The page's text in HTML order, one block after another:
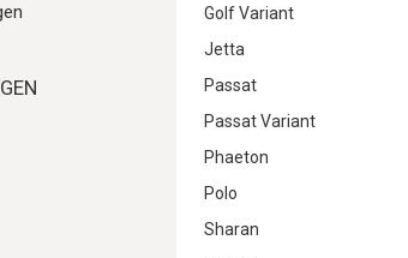
Golf Variant
Jetta
Passat
Passat Variant
Phaeton
Polo
Sharan